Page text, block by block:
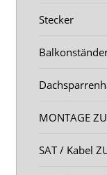
Stecker
MONTAGE
SAT / Kabel